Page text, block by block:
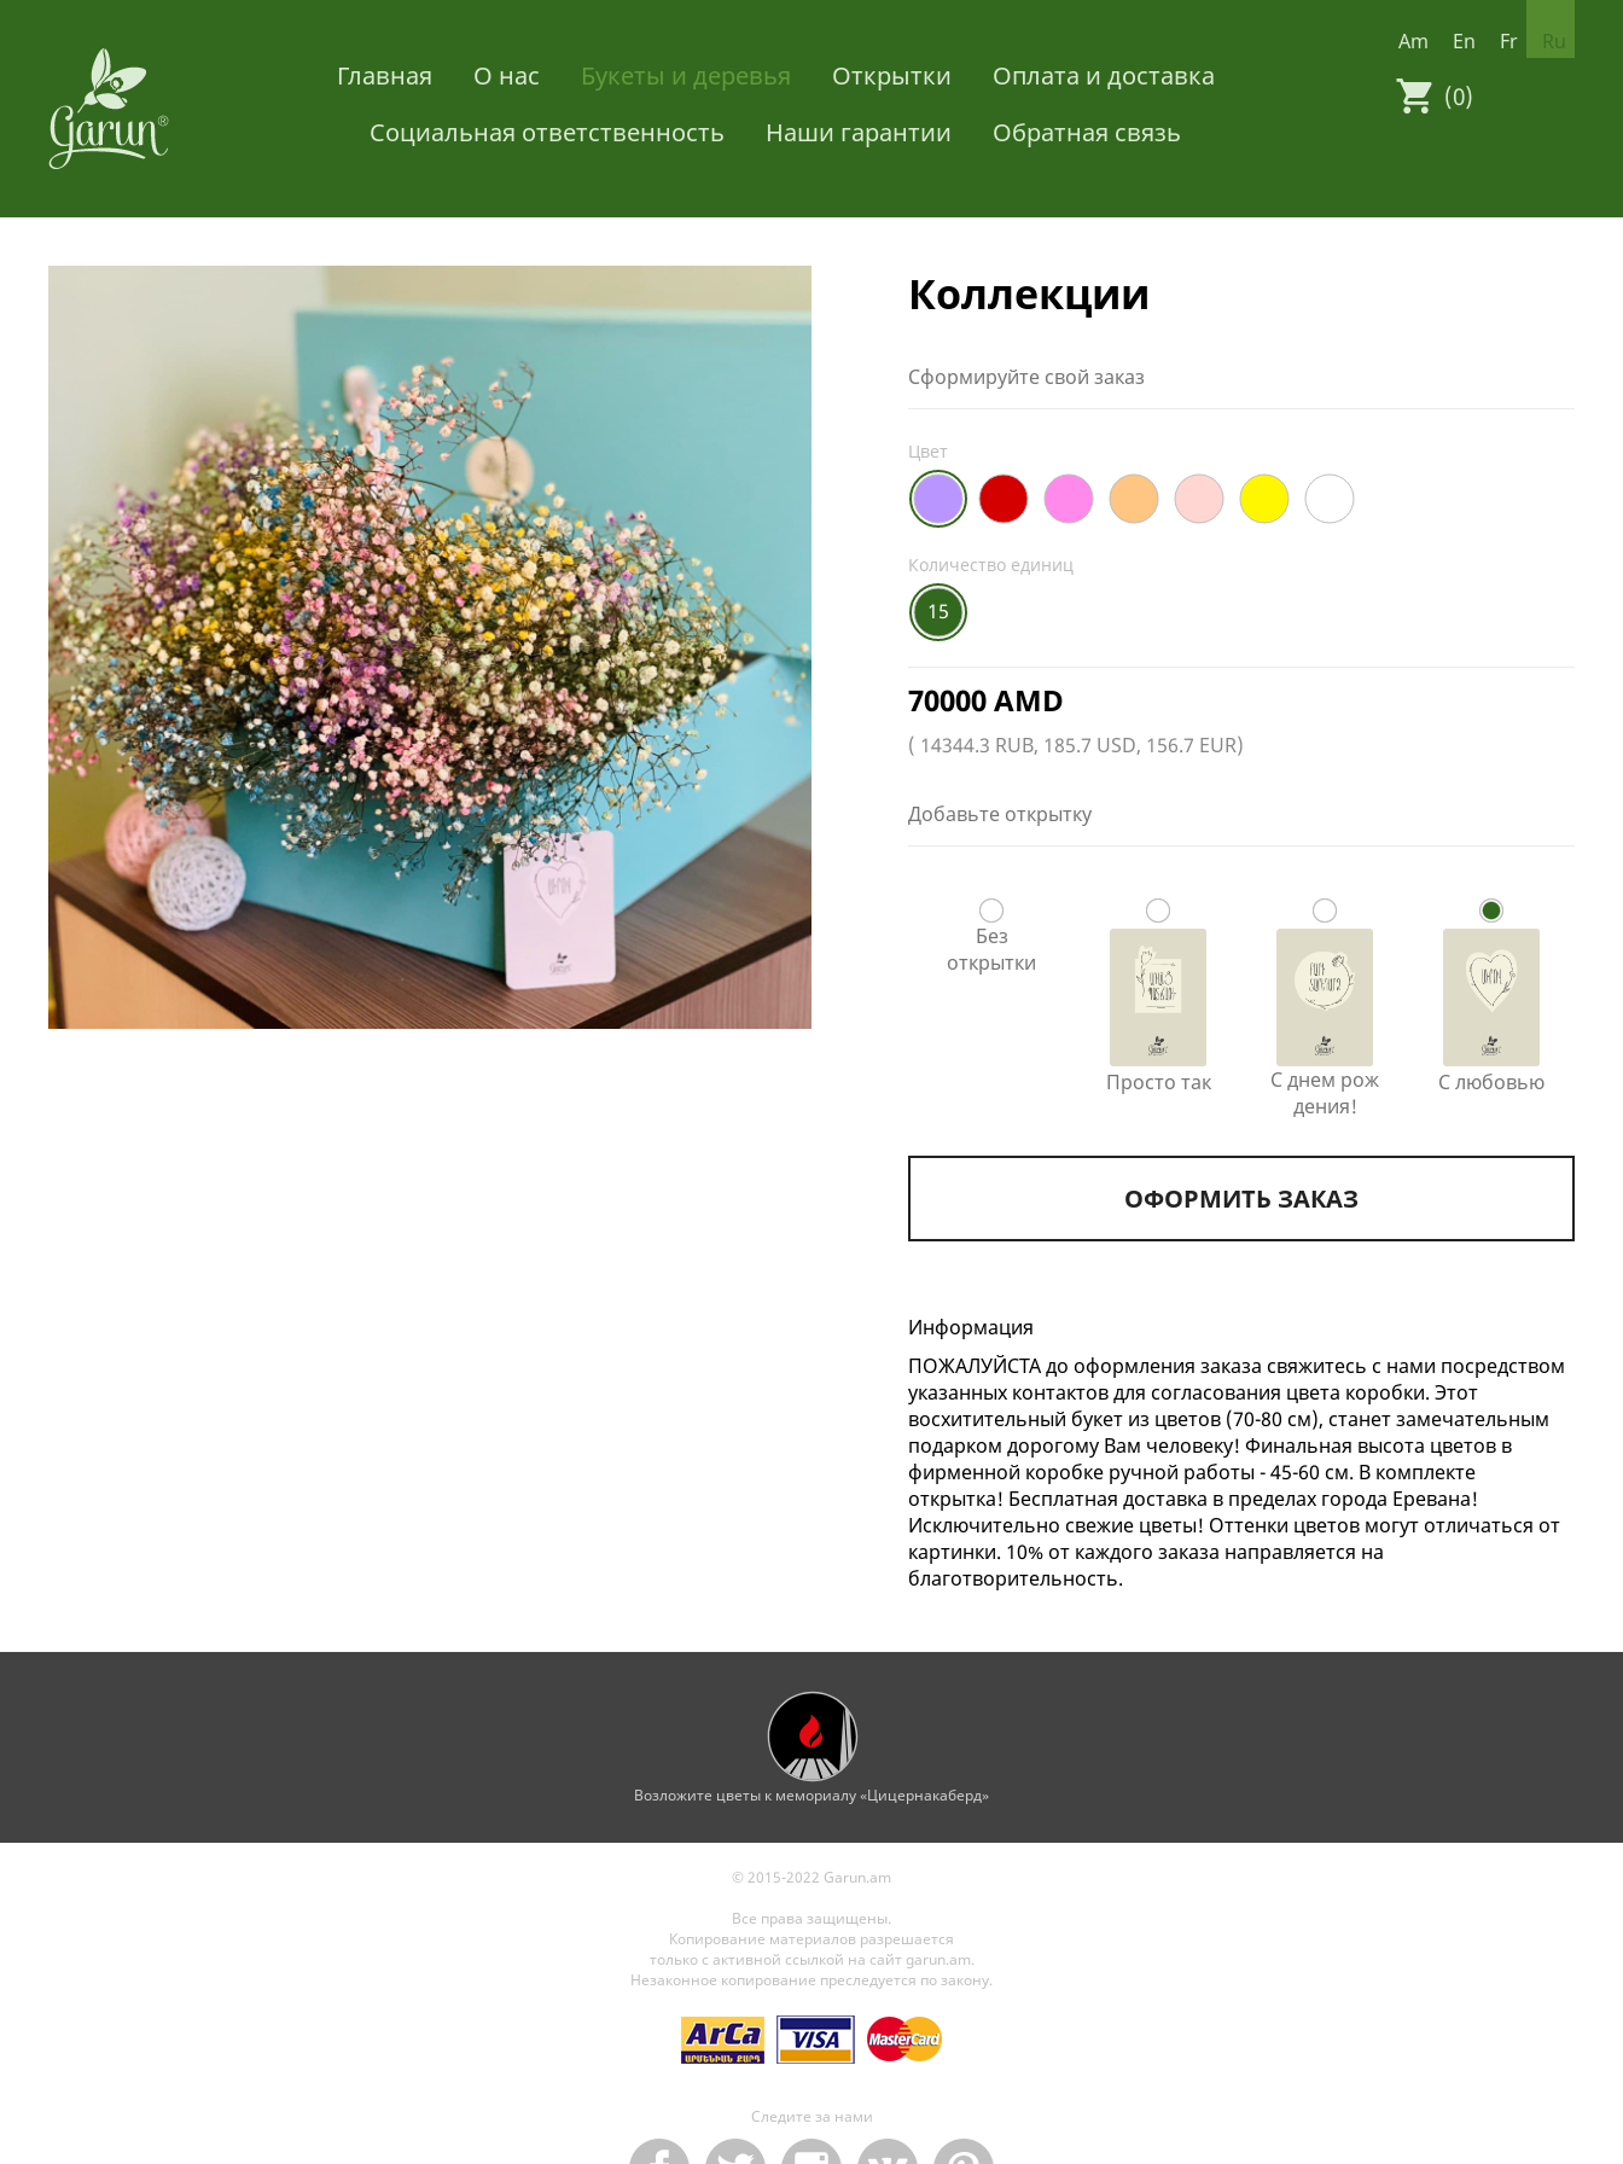
Главная О нас Букеты и деревья Открытки
Оплата и доставка
Социальная ответственность
Наши гарантии Обратная связь
Am En Fr Ru
(0)
Коллекции
Сформируйте свой заказ
Цвет
Количество единиц
15
70000 AMD
( 14344.3 RUB, 185.7 USD, 156.7 EUR)
Добавьте открытку
Без
открытки
Просто так
С днем рож
дения!
С любовью
ОФОРМИТЬ ЗАКАЗ
Информация
ПОЖАЛУЙСТА до оформления заказа свяжитесь с нами посредством
указанных контактов для согласования цвета коробки. Этот
восхитительный букет из цветов (70-80 см), станет замечательным
подарком дорогому Вам человеку! Финальная высота цветов в
фирменной коробке ручной работы - 45-60 см. В комплекте
открытка! Бесплатная доставка в пределах города Еревана!
Исключительно свежие цветы! Оттенки цветов могут отличаться от
картинки. 10% от каждого заказа направляется на
благотворительность.
Возложите цветы к мемориалу «Цицернакаберд»
© 2015-2022 Garun.am
Все права защищены.
Копирование материалов разрешается
только с активной ссылкой на сайт garun.am.
Незаконное копирование преследуется по закону.
Следите за нами